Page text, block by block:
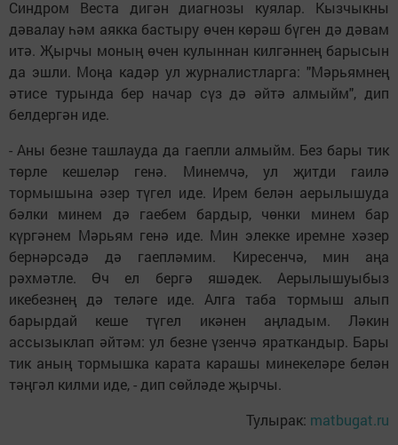
Синдром Веста дигән диагнозы куялар. Кызчыкны
дәвалау һәм аякка бастыру өчен көрәш бүген дә дәвам
итә. Җырчы моның өчен кулыннан килгәннең барысын
да эшли. Моңа кадәр ул журналистларга: "Мәрьямнең
әтисе турында бер начар сүз дә әйтә алмыйм", дип
белдергән иде.
- Аны безне ташлауда да гаепли алмыйм. Без бары тик
төрле кешеләр генә. Минемчә, ул җитди гаилә
тормышына әзер түгел иде. Ирем белән аерылышуда
бәлки минем дә гаебем бардыр, чөнки минем бар
күргәнем Мәрьям генә иде. Мин элекке иремне хәзер
бернәрсәдә дә гаепләмим. Киресенчә, мин аңа
рәхмәтле. Өч ел бергә яшәдек. Аерылышуыбыз
икебезнең дә теләге иде. Алга таба тормыш алып
барырдай кеше түгел икәнен аңладым. Ләкин
ассызыклап әйтәм: ул безне үзенчә яраткандыр. Бары
тик аның тормышка карата карашы минекеләре белән
тәңгәл килми иде, - дип сөйләде җырчы.
Тулырак: matbugat.ru